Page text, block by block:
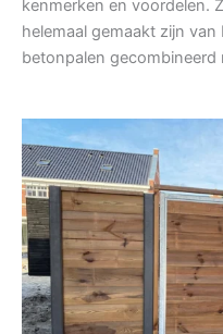
kenmerken en voordelen.
helemaal gemaakt zijn
betonpalen